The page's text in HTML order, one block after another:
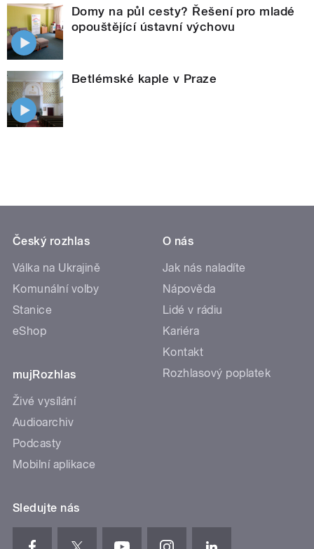
Domy na půl cesty? Řešení pro mladé
opouštějící ústavní výchovu
Betlémské kaple v Praze
Český rozhlas
Válka na Ukrajině
Komunální volby
Stanice
eShop
mujRozhlas
Živé vysílání
Audioarchiv
Podcasty
Mobilní aplikace
O nás
Jak nás naladíte
Nápověda
Lidé v rádiu
Kariéra
Kontakt
Rozhlasový poplatek
Sledujte nás